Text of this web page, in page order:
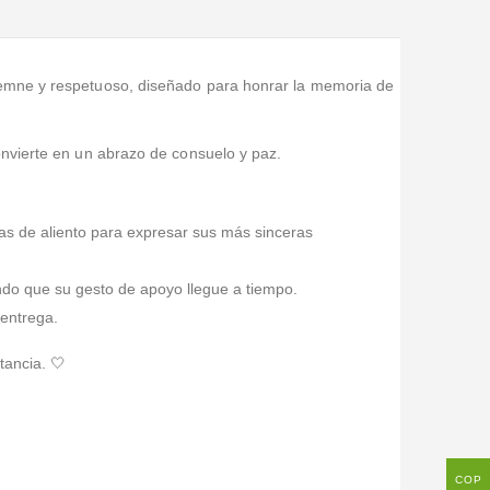
y respetuoso, diseñado para honrar la memoria de
en un abrazo de consuelo y paz.
de aliento para expresar sus más sinceras
que su gesto de apoyo llegue a tiempo.
🤍
COP